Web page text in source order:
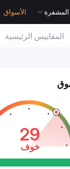
الأسواق
المقاييس الرئيسية
29
خوف